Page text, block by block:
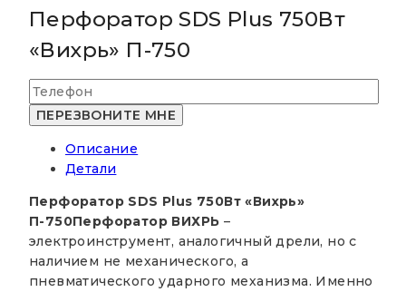
Перфоратор SDS Plus 750Вт
«Вихрь» П-750
Описание
Детали
Перфоратор SDS Plus 750Вт «Вихрь»
П-750Перфоратор ВИХРЬ –
электроинструмент, аналогичный дрели, но с
наличием не механического, а
пневматического ударного механизма. Именно